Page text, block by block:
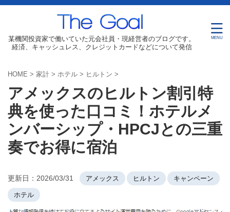
某機関投資家で働いていた元会社員・現経営者のブログです。
経済、キャッシュレス、クレジットカードなどについて発信
HOME > 家計 > ホテル > ヒルトン >
アメックスのヒルトン割引特
典を使った口コミ！ホテルメ
ンバーシップ・HPCJとの三重
奏でお得に宿泊
更新日： 2026/03/31 アメックス ヒルトン キャンペーン
ホテル